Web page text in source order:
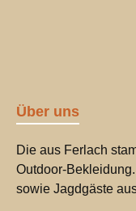
Über uns
Die aus Ferlach
Outdoor-
sowie Jagdgäste